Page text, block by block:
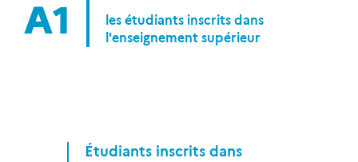
A1
les étudiants inscrits dans
l'enseignement supérieur
Étudiants inscrits dans